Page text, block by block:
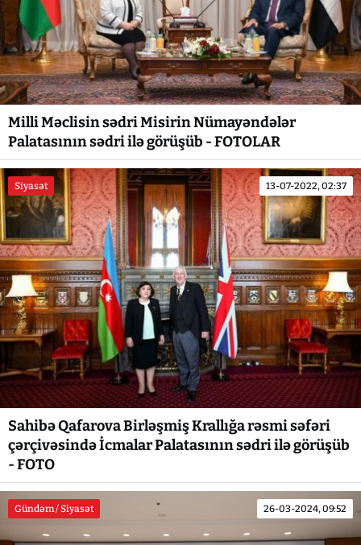
Milli Məclisin sədri Misirin Nümayəndələr
Palatasının sədri ilə görüşüb - FOTOLAR
Siyasət 13-07-2022, 02:37
Sahibə Qafarova Birləşmiş Krallığa rəsmi səfəri
çərçivəsində İcmalar Palatasının sədri ilə görüşüb
- FOTO
Gündəm / Siyasət 26-03-2024, 09:52